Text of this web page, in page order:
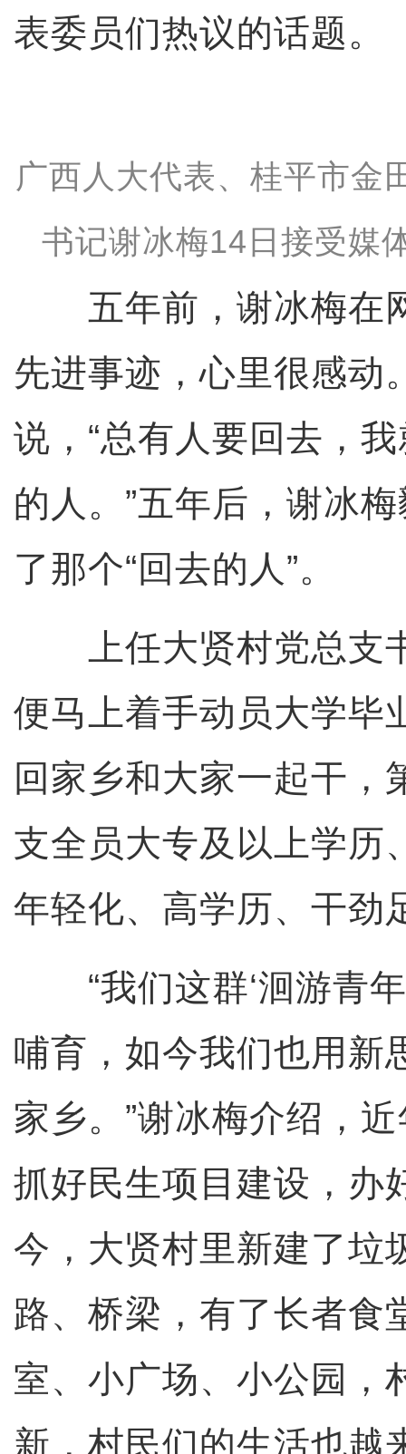
表委员们热议的话题。
广西人大代表、桂平市金
书记谢冰梅14日接受媒
五年前，谢冰梅在
先进事迹，心里很感动
说，“总有人要回去，
的人。”五年后，谢冰
了那个“回去的人”。
上任大贤村党总支
便马上着手动员大学毕
回家乡和大家一起干，
支全员大专及以上学历
年轻化、高学历、干劲
“我们这群‘洄游青年
哺育，如今我们也用新
家乡。”谢冰梅介绍，
抓好民生项目建设，办
今，大贤村里新建了垃
路、桥梁，有了长者食
室、小广场、小公园，
新，村民们的生活也越